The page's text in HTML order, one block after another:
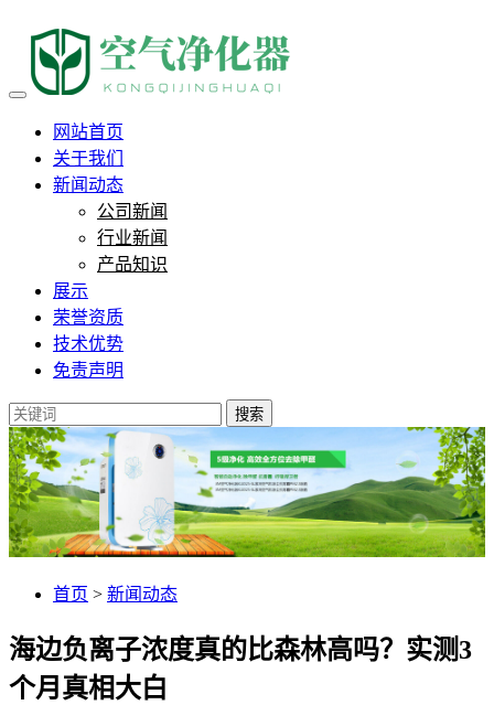
海边负离子浓度真的比森林高
网站首页
关于我们
新闻动态
公司新闻
行业新闻
产品知识
展示
荣誉资质
技术优势
免责声明
搜索
首页 > 新闻动态
海边负离子浓度真的比森林高吗？实测3
个月真相大白